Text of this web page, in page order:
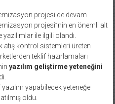
projesi de devam
projesi”nin en önemli alt
ile ilgili olandı.
kontrol sistemleri üreten
teklif hazırlamaları
yazılım geliştirme yeteneğini
yapabilecek yeteneğe
oldu.